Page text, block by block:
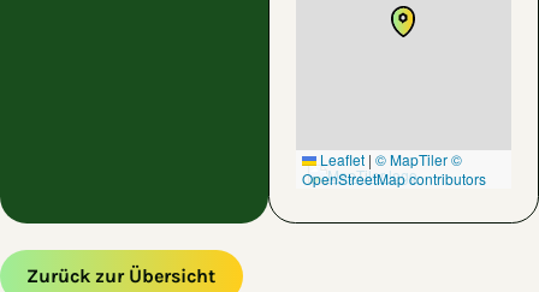
Leaflet | © MapTiler©
OpenStreetMap contributors
Zurück zur Übersicht